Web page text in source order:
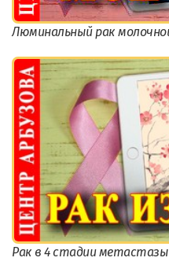
Люминальный рак
Рак в 4 стадии метастазы